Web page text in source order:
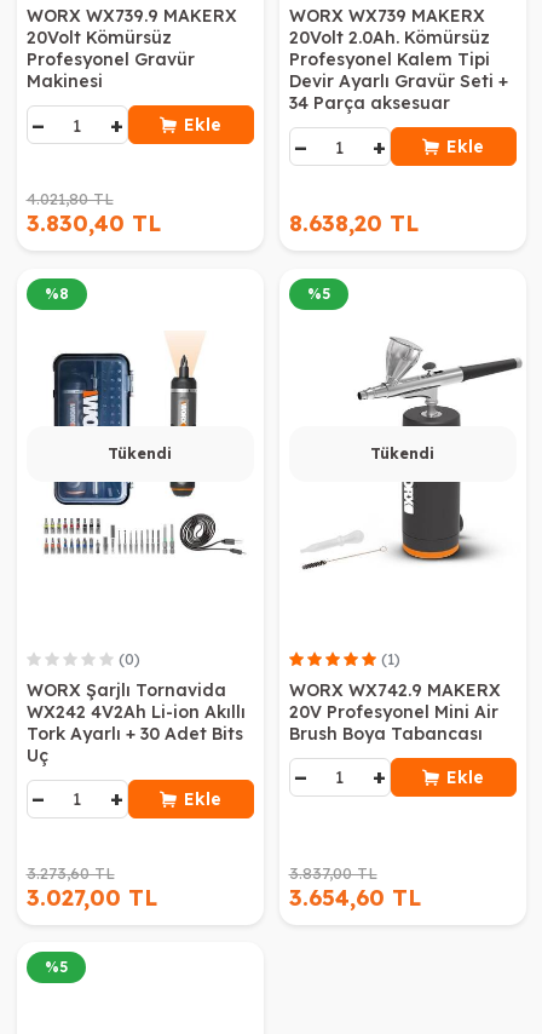
WORX WX739.9 MAKERX
20Volt Kömürsüz
Profesyonel Gravür
Makinesi
− + Ekle
4.021,80 TL
3.830,40 TL
WORX WX739 MAKERX
20Volt 2.0Ah. Kömürsüz
Profesyonel Kalem Tipi
Devir Ayarlı Gravür Seti +
34 Parça aksesuar
− + Ekle
8.638,20 TL
Tükendi
%8
(0)
WORX Şarjlı Tornavida
WX242 4V2Ah Li-ion Akıllı
Tork Ayarlı + 30 Adet Bits
Uç
− + Ekle
3.273,60 TL
3.027,00 TL
Tükendi
%5
(1)
WORX WX742.9 MAKERX
20V Profesyonel Mini Air
Brush Boya Tabancası
− + Ekle
3.837,00 TL
3.654,60 TL
%5